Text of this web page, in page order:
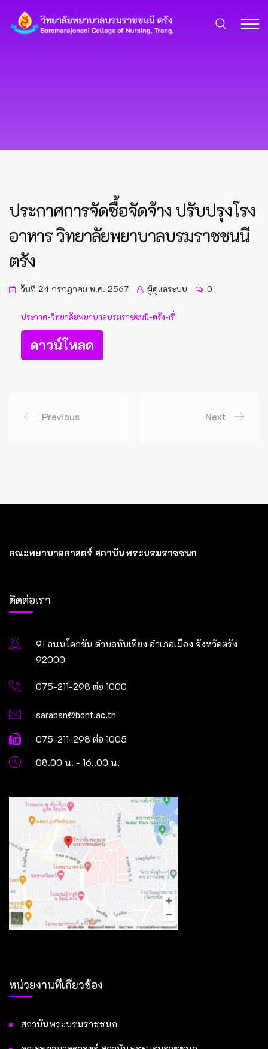
ประกาศการจัดซื้อจัดจ้าง ปรับปรุงโรง
อาหาร วิทยาลัยพยาบาลบรมราชชนนี
ตรัง
วันที่ 24 กรกฎาคม พ.ศ. 2567 ผู้ดูแลระบบ 0
ประกาศ-วิทยาลัยพยาบาลบรมราชชนนี-ตรัง-เรื่
ดาวน์โหลด
Previous Next
คณะพยาบาลศาสตร์ สถาบันพระบรมราชชนก
ติดต่อเรา
91 ถนนโคกขัน ตำบลทับเที่ยง อำเภอเมือง จังหวัดตรัง
92000
075-211-298 ต่อ 1000
saraban@bcnt.ac.th
075-211-298 ต่อ 1005
08.00 น. - 16..00 น.
หน่วยงานที่เกี่ยวข้อง
สถาบันพระบรมราชชนก